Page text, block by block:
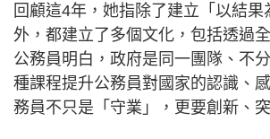
回顧這4年，她指除了建立「以結
外，都建立了多個文化，包括透過
公務員明白，政府是同一團隊、不
種課程提升公務員對國家的認識、
務員不只是「守業」，更要創新、